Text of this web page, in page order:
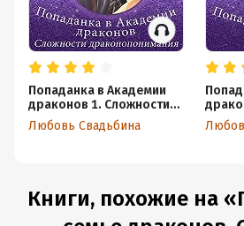
Попаданка в Академии
драконов 1. Сложности
драконопонимания
Любовь Свадьбина
невест
Книги, похожие на